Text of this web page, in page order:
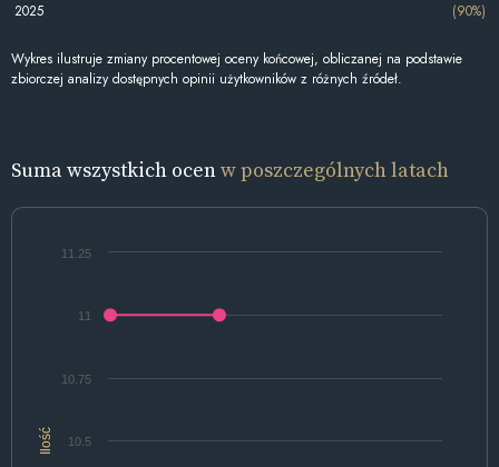
2025
(90%)
Wykres ilustruje zmiany procentowej oceny końcowej, obliczanej na podstawie
zbiorczej analizy dostępnych opinii użytkowników z różnych źródeł.
Suma wszystkich ocenw poszczególnych latach
Ilość 10.5
10.75
11
11.25